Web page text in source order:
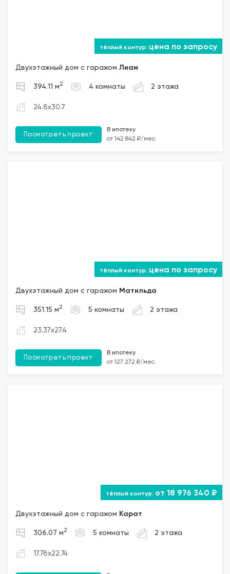
цена по запросу
Двухэтажный дом с гаражом Лиам
394.11 м 2 4 комнаты 2 этажа
24.8x30.7
Посмотреть проект
В ипотеку
от 142 842 ₽/мес.
цена по запросу
Двухэтажный дом с гаражом Матильда
351.15 м 2 5 комнаты 2 этажа
23.37x27.4
Посмотреть проект
В ипотеку
от 127 272 ₽/мес.
от 18 976 340 ₽
Двухэтажный дом с гаражом Карат
306.07 м 2 5 комнаты 2 этажа
17.78x22.74